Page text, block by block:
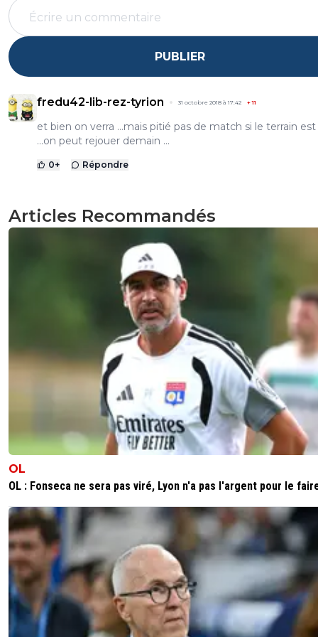
PUBLIER
fredu42-lib-rez-tyrion 31 octobre 2018 à 17:42 +11
et bien on verra …mais pitié pas de match si le terrain
…on peut rejouer demain …
0+ Répondre
Articles Recommandés
OL
OL : Fonseca ne sera pas viré, Lyon n'a pas l'argent pour le